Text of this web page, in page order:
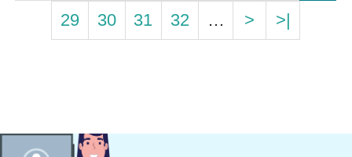
29
30 31 32 … > >|